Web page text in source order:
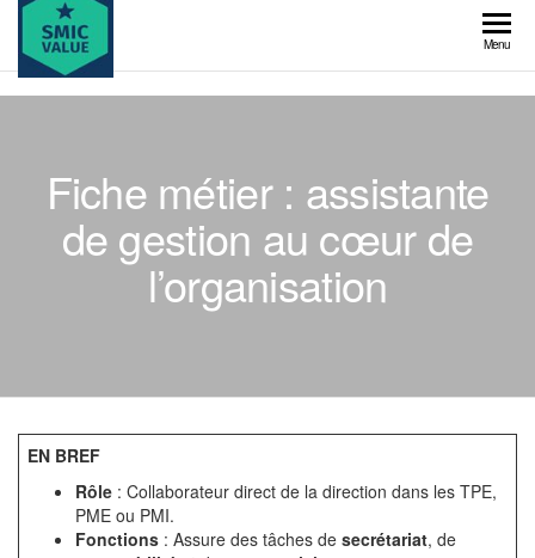
Skip
the
content
value
Menu
Fiche métier : assistante
de gestion au cœur de
l’organisation
EN BREF
Rôle : Collaborateur direct de la direction dans les TPE,
PME ou PMI.
Fonctions : Assure des tâches de secrétariat, de